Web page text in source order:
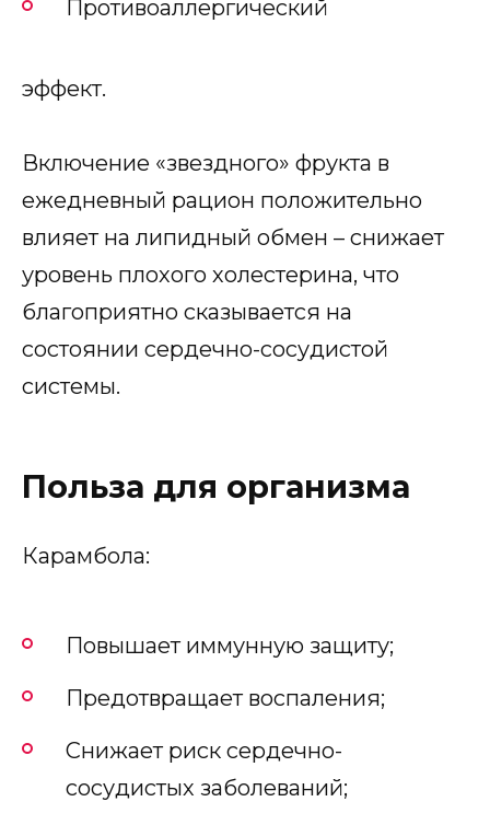
Противоаллергический
эффект.
Включение «звездного» фрукта в
ежедневный рацион положительно
влияет на липидный обмен – снижает
уровень плохого холестерина, что
благоприятно сказывается на
состоянии сердечно-сосудистой
системы.
Польза для организма
Карамбола:
Повышает иммунную защиту;
Предотвращает воспаления;
Снижает риск сердечно-
сосудистых заболеваний;